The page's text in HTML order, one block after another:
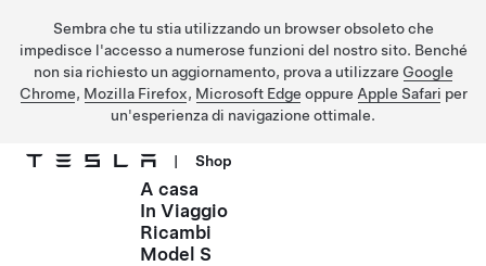
Sembra che tu stia utilizzando un browser obsoleto che
impedisce l'accesso a numerose funzioni del nostro sito. Benché
non sia richiesto un aggiornamento, prova a utilizzare Google
Chrome, Mozilla Firefox, Microsoft Edge oppure Apple Safari per
un'esperienza di navigazione ottimale.
Passa al contenuto principale
| Shop
A casa
In Viaggio
Ricambi
Model S